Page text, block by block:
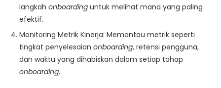
langkah onboarding untuk melihat mana yang paling
efektif.
Monitoring Metrik Kinerja: Memantau metrik seperti
tingkat penyelesaian onboarding, retensi pengguna,
dan waktu yang dihabiskan dalam setiap tahap
onboarding.